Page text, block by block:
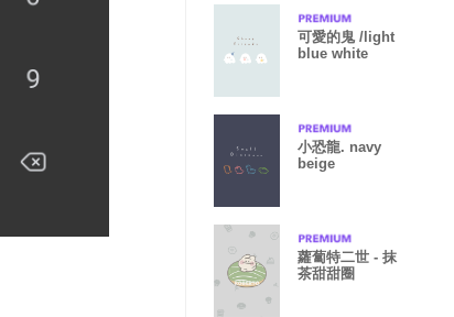
可愛的鬼 /light
blue white
小恐龍. navy
beige
蘿蔔特二世 - 抹
茶甜甜圈